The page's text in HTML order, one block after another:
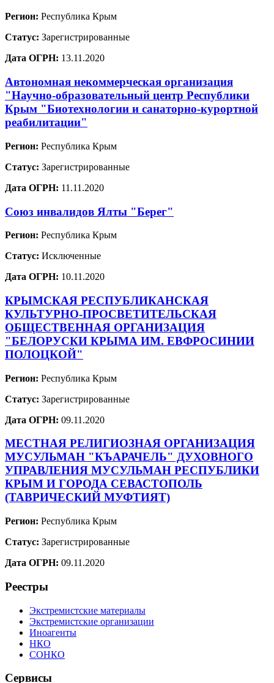
Регион: Республика Крым
Статус: Зарегистрированные
Дата ОГРН: 13.11.2020
Автономная некоммерческая организация
"Научно-образовательный центр Республики
Крым "Биотехнологии и санаторно-курортной
реабилитации"
Регион: Республика Крым
Статус: Зарегистрированные
Дата ОГРН: 11.11.2020
Союз инвалидов Ялты "Берег"
Регион: Республика Крым
Статус: Исключенные
Дата ОГРН: 10.11.2020
КРЫМСКАЯ РЕСПУБЛИКАНСКАЯ
КУЛЬТУРНО-ПРОСВЕТИТЕЛЬСКАЯ
ОБЩЕСТВЕННАЯ ОРГАНИЗАЦИЯ
"БЕЛОРУСКИ КРЫМА ИМ. ЕВФРОСИНИИ
ПОЛОЦКОЙ"
Регион: Республика Крым
Статус: Зарегистрированные
Дата ОГРН: 09.11.2020
МЕСТНАЯ РЕЛИГИОЗНАЯ ОРГАНИЗАЦИЯ
МУСУЛЬМАН "КЪАРАЧЕЛЬ" ДУХОВНОГО
УПРАВЛЕНИЯ МУСУЛЬМАН РЕСПУБЛИКИ
КРЫМ И ГОРОДА СЕВАСТОПОЛЬ
(ТАВРИЧЕСКИЙ МУФТИЯТ)
Регион: Республика Крым
Статус: Зарегистрированные
Дата ОГРН: 09.11.2020
Реестры
Экстремистские материалы
Экстремистские организации
Иноагенты
НКО
СОНКО
Сервисы